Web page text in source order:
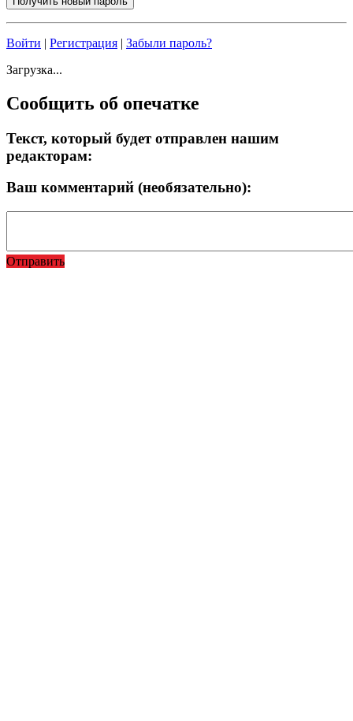
Войти | Регистрация | Забыли пароль?
Загрузка...
Сообщить об опечатке
Текст, который будет отправлен нашим
редакторам:
Ваш комментарий (необязательно):
Отправить